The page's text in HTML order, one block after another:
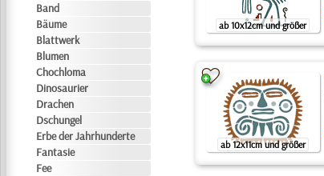
Band
Bäume
Blattwerk
Blumen
Chochloma
Dinosaurier
Drachen
Dschungel
Erbe der Jahrhunderte
Fantasie
Fee
ab 10x12cm und größer
ab 12x11cm und größer